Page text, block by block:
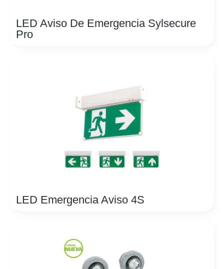
LED Aviso De Emergencia Sylsecure
Pro
LED Emergencia Aviso 4S